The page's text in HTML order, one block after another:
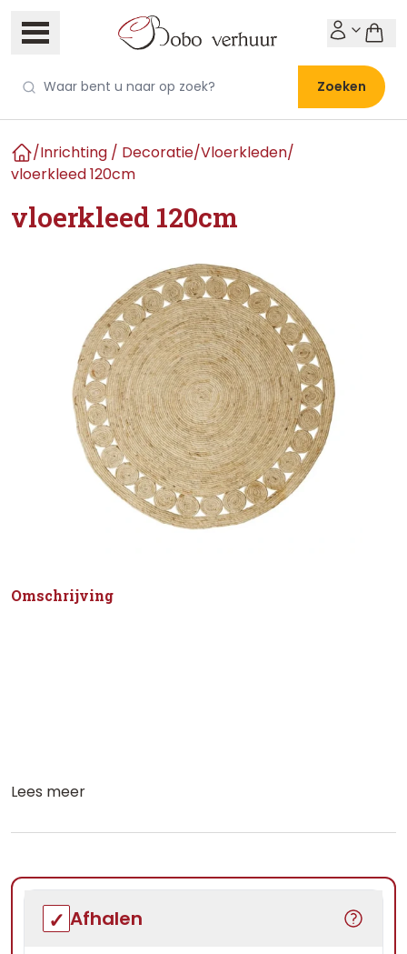
Zoeken
Home
/Inrichting / Decoratie/Vloerkleden/
vloerkleed 120cm
vloerkleed 120cm
Omschrijving
Lees meer
Afhalen